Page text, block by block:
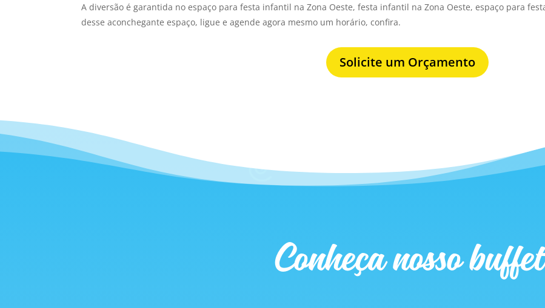
A diversão é garantida no espaço para festa infantil na Zona Oeste, festa infantil na Zona Oeste, espaço para
desse aconchegante espaço, ligue e agende agora mesmo um horário, confira.
Solicite um Orçamento
Conheça nosso buffet